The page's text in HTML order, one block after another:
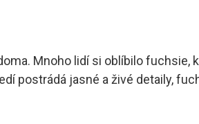
Mnoho lidí si oblíbilo
postrádá jasné a živé detaily,